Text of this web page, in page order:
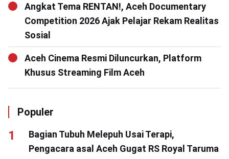
Angkat Tema RENTAN!, Aceh Documentary
Competition 2026 Ajak Pelajar Rekam Realitas
Sosial
Aceh Cinema Resmi Diluncurkan, Platform
Khusus Streaming Film Aceh
Populer
Bagian Tubuh Melepuh Usai Terapi,
Pengacara asal Aceh Gugat RS Royal Taruma